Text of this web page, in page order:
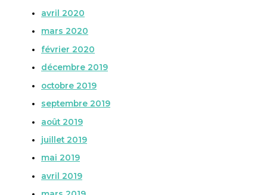
avril 2020
mars 2020
février 2020
décembre 2019
octobre 2019
septembre 2019
août 2019
juillet 2019
mai 2019
avril 2019